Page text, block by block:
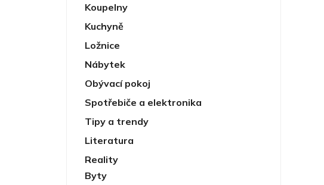
Koupelny
Kuchyně
Ložnice
Nábytek
Obývací pokoj
Spotřebiče a elektronika
Tipy a trendy
Literatura
Reality
Byty